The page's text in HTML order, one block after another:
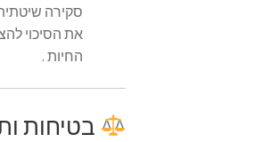
סקירה
את הסיכוי
החיות .
בטיחות